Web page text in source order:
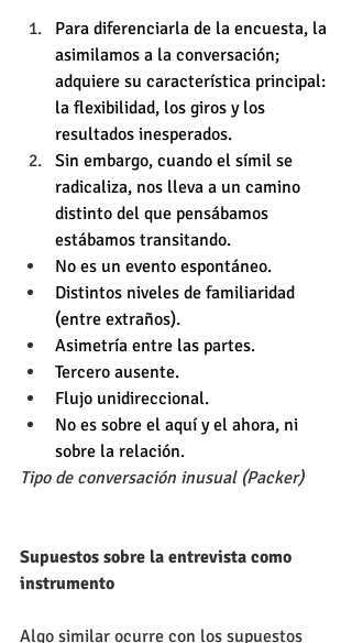
Para diferenciarla de la encuesta, la
asimilamos a la conversación;
adquiere su característica principal:
la flexibilidad, los giros y los
resultados inesperados.
Sin embargo, cuando el símil se
radicaliza, nos lleva a un camino
distinto del que pensábamos
estábamos transitando.
No es un evento espontáneo.
Distintos niveles de familiaridad
(entre extraños).
Asimetría entre las partes.
Tercero ausente.
Flujo unidireccional.
No es sobre el aquí y el ahora, ni
sobre la relación.
Tipo de conversación inusual (Packer)
Supuestos sobre la entrevista como
instrumento
Algo similar ocurre con los supuestos